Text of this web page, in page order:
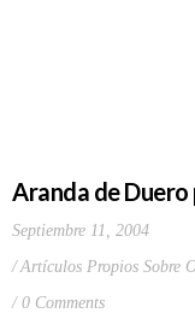
Aranda de Duero
Septiembre 11, 2004
Artículos Propios Sobre
0 Comments